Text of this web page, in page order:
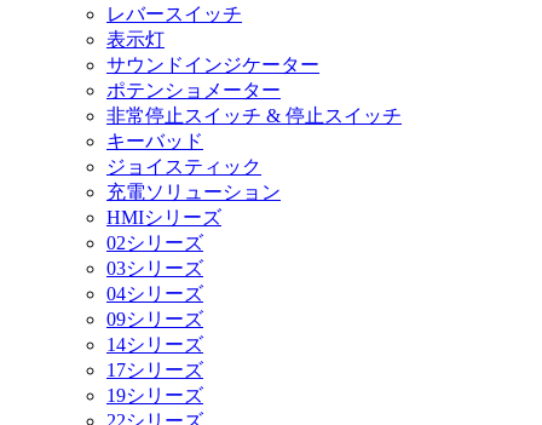
レバースイッチ
表示灯
サウンドインジケーター
ポテンショメーター
非常停止スイッチ & 停止スイッチ
キーバッド
ジョイスティック
充電ソリューション
HMIシリーズ
02シリーズ
03シリーズ
04シリーズ
09シリーズ
14シリーズ
17シリーズ
19シリーズ
22シリーズ